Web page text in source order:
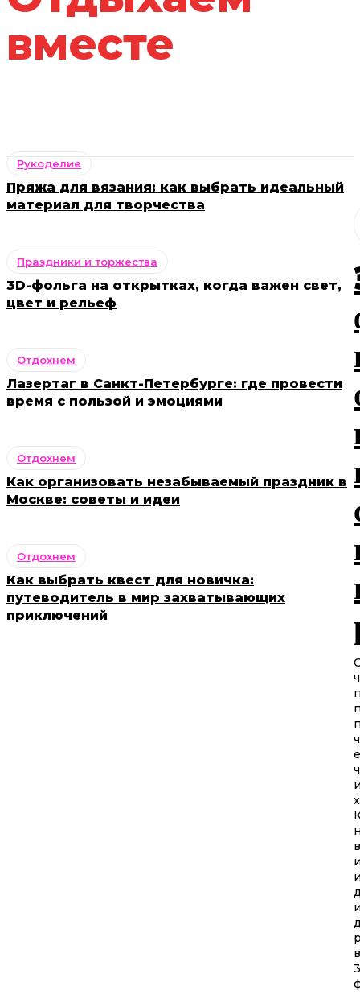
вместе
Рукоделие
Пряжа для вязания: как выбрать идеальный
материал для творчества
Праздники и торжества
3D-фольга на открытках, когда важен свет,
цвет и рельеф
Отдохнем
Лазертаг в Санкт-Петербурге: где провести
время с пользой и эмоциями
Отдохнем
Как организовать незабываемый праздник в
Москве: советы и идеи
Отдохнем
Как выбрать квест для новичка:
путеводитель в мир захватывающих
приключений